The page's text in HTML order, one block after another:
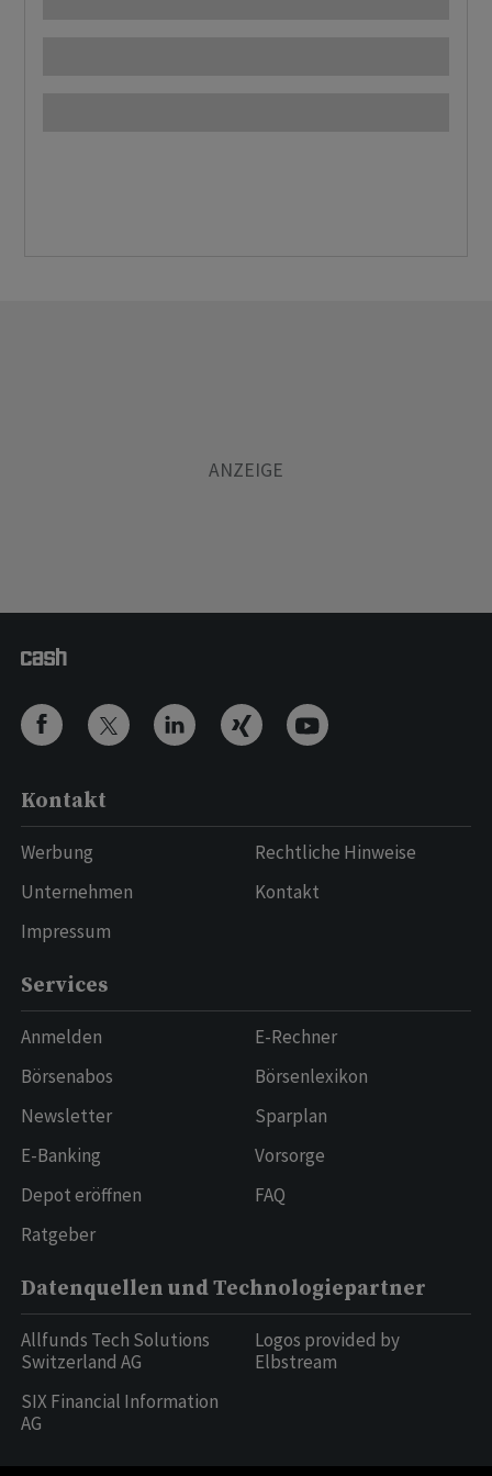
Kontakt
Werbung
Unternehmen
Impressum
Rechtliche Hinweise
Kontakt
Services
Anmelden
Börsenabos
Newsletter
E-Banking
Depot eröffnen
Ratgeber
E-Rechner
Börsenlexikon
Sparplan
Vorsorge
FAQ
Datenquellen und Technologiepartner
Allfunds Tech Solutions
Switzerland AG
SIX Financial Information
AG
Logos provided by
Elbstream